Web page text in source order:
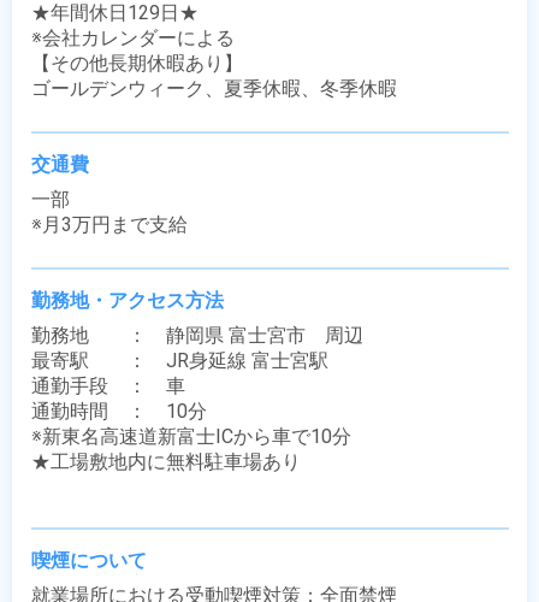
★年間休日129日★
※会社カレンダーによる
【その他長期休暇あり】
ゴールデンウィーク、夏季休暇、冬季休暇
交通費
一部
※月3万円まで支給
勤務地・アクセス方法
勤務地　　：　静岡県 富士宮市　周辺
最寄駅　　：　JR身延線 富士宮駅
通勤手段　：　車
通勤時間　：　10分
※新東名高速道新富士ICから車で10分
★工場敷地内に無料駐車場あり
喫煙について
就業場所における受動喫煙対策：全面禁煙